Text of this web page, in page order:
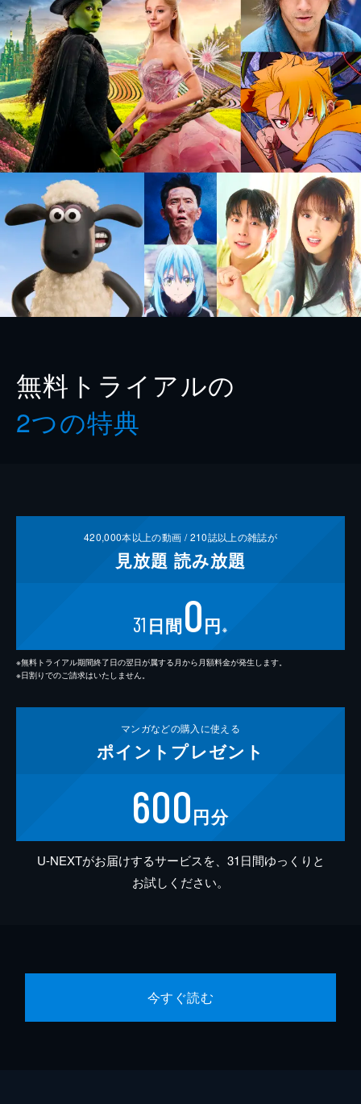
無料トライアルの
2つの特典
420,000本以上の動画 /210誌以上の雑誌が
見放題 読み放題
31 日間0円 ※
※無料トライアル期間終了日の翌日が属する月から月額料金が発生します。
※日割りでのご請求はいたしません。
マンガなどの購入に使える
ポイント プレゼント
600円分
U-NEXTがお届けするサービスを、31日間ゆっくりと
お試しください。
今すぐ読む